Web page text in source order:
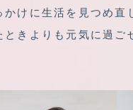
かけに生活を見つめ直
きよりも元気に過ご